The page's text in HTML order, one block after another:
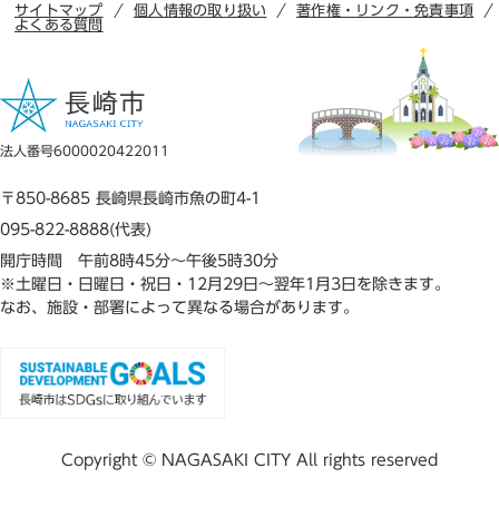
サイトマップ 個人情報の取り扱い
著作権・リンク・免責事項
よくある質問
法人番号6000020422011
〒850-8685 長崎県長崎市魚の町4-1
095-822-8888(代表)
開庁時間 午前8時45分～午後5時30分
※土曜日・日曜日・祝日・12月29日～翌年1月3日を除きます。
なお、施設・部署によって異なる場合があります。
Copyright © NAGASAKI CITY All rights reserved